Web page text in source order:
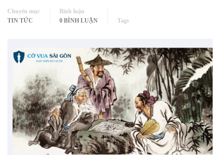
Chuyên mục
TIN TỨC
Bình luận
0 BÌNH LUẬN
Tags